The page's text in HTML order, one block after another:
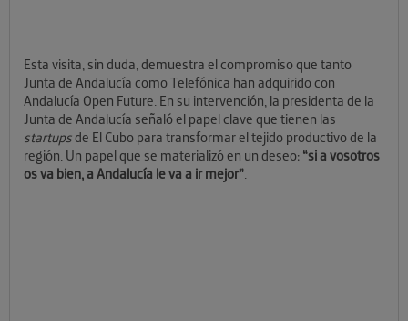
Esta visita, sin duda, demuestra el compromiso que tanto
Junta de Andalucía como Telefónica han adquirido con
Andalucía Open Future. En su intervención, la presidenta de la
Junta de Andalucía señaló el papel clave que tienen las
startupsde El Cubo para transformar el tejido productivo de la
región. Un papel que se materializó en un deseo: “si a vosotros
os va bien, a Andalucía le va a ir mejor”.